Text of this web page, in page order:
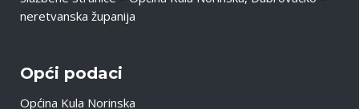
neretvanska županija
Opći podaci
Općina Kula Norinska